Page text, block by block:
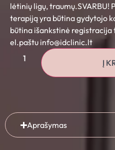
lėtinių ligų, traumų.SVARBU!
terapiją yra būtina gydytojo
būtina išankstinė registracija
el.paštu info@idclinic.lt
Į
Aprašymas